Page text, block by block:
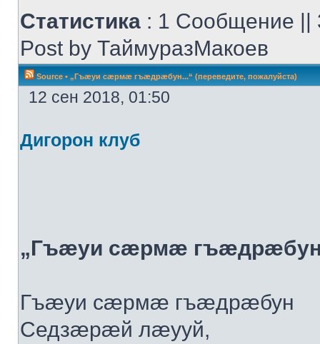
Статистика : 1 Сообщение ||
Post by ТаймуразМакоев
Source • „Гъæуи сæрмæ гъæдрæбун...“ (переведите, пожалуйста)
12 сен 2018, 01:50
Дигорон клуб
„Гъæуи сæрмæ
Гъæуи сæрмæ гъæдрæбун
Седзæрæй лæууй,